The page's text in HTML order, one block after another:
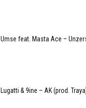
Umse feat. Masta Ace –
Lugatti & 9ine – AK (prod.